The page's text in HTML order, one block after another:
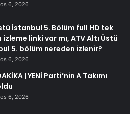
6, 2026
İstanbul 5. Bölüm full HD tek
linki var mı, ATV Altı Üstü
5. bölüm nereden izlenir?
6, 2026
| YENİ Parti’nin A Takımı
6, 2026